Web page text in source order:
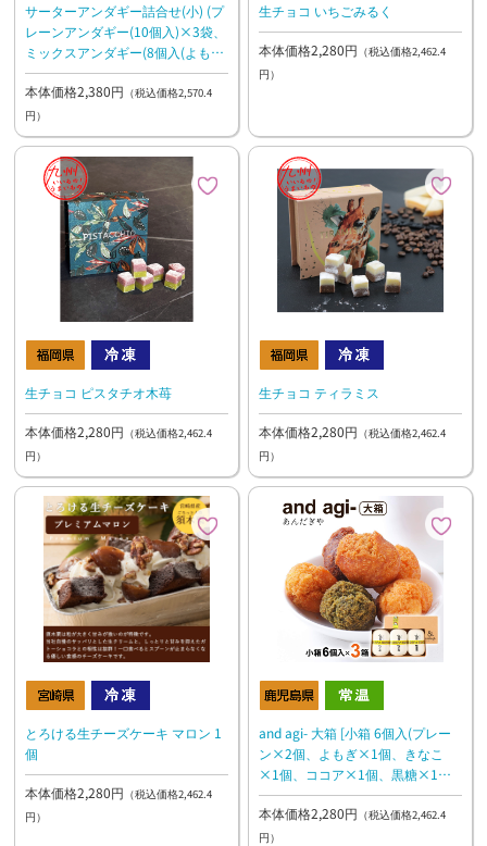
サーターアンダギー詰合せ(小) (プ
レーンアンダギー(10個入)×3袋、
ミックスアンダギー(8個入(よもぎ
×2個、きなこ×2個、ココア×2
個、黒糖×2個)×3袋)
本体価格2,380円 （税込価格2,570.4
円）
生チョコ いちごみるく
本体価格2,280円 （税込価格2,462.4
円）
生チョコ ピスタチオ木苺
本体価格2,280円 （税込価格2,462.4
円）
生チョコ ティラミス
本体価格2,280円 （税込価格2,462.4
円）
とろける生チーズケーキ マロン 1
個
本体価格2,280円 （税込価格2,462.4
円）
and agi- 大箱 [小箱 6個入(プレー
ン×2個、よもぎ×1個、きなこ
×1個、ココア×1個、黒糖×1
個)×3箱]
本体価格2,280円 （税込価格2,462.4
円）